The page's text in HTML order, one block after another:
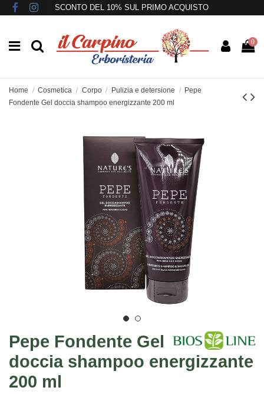
SCONTO DEL 10% SUL PRIMO ACQUISTO
0
Home Cosmetica Corpo Pulizia e detersione
Pepe
Fondente Gel doccia shampoo energizzante 200 ml
Pepe Fondente Gel
doccia shampoo energizzante
200 ml